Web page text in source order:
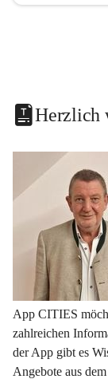
Herzlich
App CITIES
zahlreichen
der App gibt es
Angebote aus